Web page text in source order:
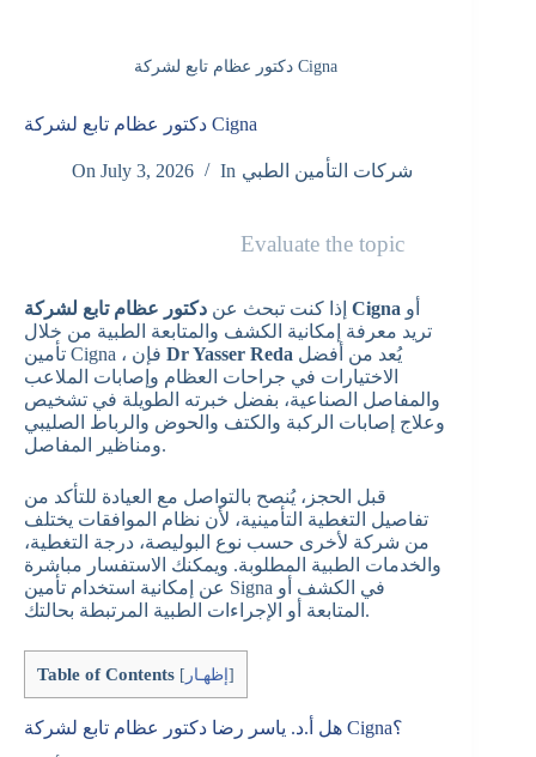
دكتور عظام تابع لشركة Cigna
دكتور عظام تابع لشركة Cigna
On July 3, 2026 In شركات التأمين الطبي
Evaluate the topic
إذا كنت تبحث عن دكتور عظام تابع لشركة Cigna أو
تريد معرفة إمكانية الكشف والمتابعة الطبية من خلال
Dr Yasser Reda
الاختيارات في جراحات العظام وإصابات الملاعب
والمفاصل الصناعية، بفضل خبرته الطويلة في تشخيص
وعلاج إصابات الركبة والكتف والحوض والرباط الصليبي
ومناظير المفاصل.
قبل الحجز، يُنصح بالتواصل مع العيادة للتأكد من
تفاصيل التغطية التأمينية، لأن نظام الموافقات يختلف
من شركة لأخرى حسب نوع البوليصة، درجة التغطية،
والخدمات الطبية المطلوبة. ويمكنك الاستفسار مباشرة
عن إمكانية استخدام تأمين Signa في الكشف أو
المتابعة أو الإجراءات الطبية المرتبطة بحالتك.
Table of Contents [ إظهـار ]
هل أ.د. ياسر رضا دكتور عظام تابع لشركة Cigna؟